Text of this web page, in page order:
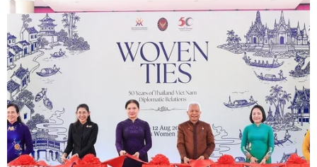
13/02/2024 12:18
Cứ dịp Tết đến, Xuân về, tại làng biển Diễn Bích,
huyện Diễn Châu, tỉnh Nghệ An, các trò chơi dân
gian mang đậm nét đẹp văn hóa và giá trị truyền
thống lại được nhân dân ở làng biển đứng ra tổ
chức.